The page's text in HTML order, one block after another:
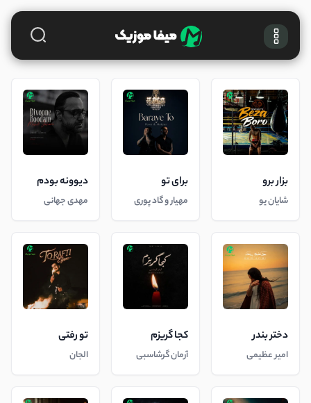
بزار برو
شایان یو
برای تو
مهیار و گاد پوری
دیوونه بودم
مهدی جهانی
دختر بندر
امیر عظیمی
کجا گریزم
آرمان گرشاسبی
تو رفتی
الجان